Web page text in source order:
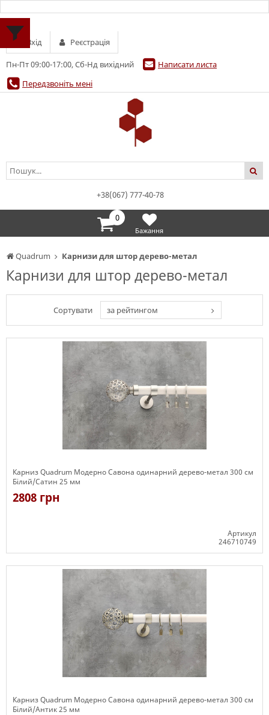
Quadrum Карнизи для штор дерево-метал
Карнизи для штор дерево-метал
Сортувати за рейтингом
Карниз Quadrum Модерно Савона одинарний дерево-метал 300 см
Білий/Сатин 25 мм
2808 грн
Артикул
246710749
Карниз Quadrum Модерно Савона одинарний дерево-метал 300 см
Білий/Антик 25 мм
Пн-Пт 09:00-17:00, Сб-Нд вихідний
Написати листа
Передзвоніть мені
Вхід Реєстрація
+38(067) 777-40-78
0
Бажання